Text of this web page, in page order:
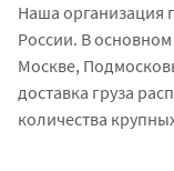
Наша организация
России. В
Москве,
доставка груза
количества